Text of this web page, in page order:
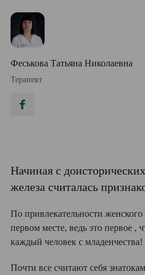
Феськова Татьяна Николаевна
Терапевт
Начиная с
железа считалась
По привлекательности женского
первом месте, ведь это первое ,
каждый человек с младенчества!
Почти все считают себя